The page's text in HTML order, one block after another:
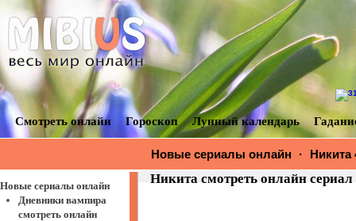
Смотреть онлайн Гороскоп Лунный календарь
Новые сериалы онлайн · Никита
Никита смотреть онлайн сериал
Новые сериалы онлайн
Дневники вампира
смотреть онлайн